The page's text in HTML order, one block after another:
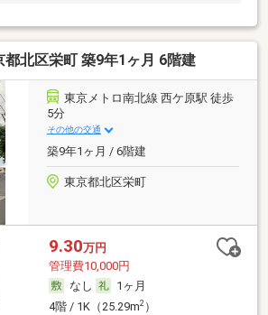
都北区栄町 築9年1ヶ月 6階建
東京メトロ南北線 西ケ原駅 徒歩
5分
その他の交通
築9年1ヶ月 / 6階建
東京都北区栄町
9.30万円
管理費10,000円
なし
1ヶ月
4階 / 1K（25.29m2）